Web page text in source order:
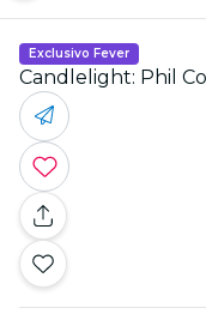
Exclusivo Fever
Candlelight: Phil